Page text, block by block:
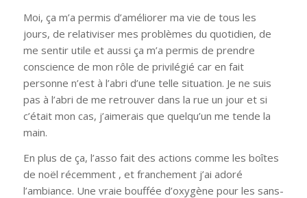
Moi, ça m’a permis d’améliorer ma vie de tous les
jours, de relativiser mes problèmes du quotidien, de
me sentir utile et aussi ça m’a permis de prendre
conscience de mon rôle de privilégié car en fait
personne n’est à l’abri d’une telle situation. Je ne suis
pas à l’abri de me retrouver dans la rue un jour et si
c’était mon cas, j’aimerais que quelqu’un me tende la
main.
En plus de ça, l’asso fait des actions comme les boîtes
de noël récemment , et franchement j’ai adoré
l’ambiance. Une vraie bouffée d’oxygène pour les sans-